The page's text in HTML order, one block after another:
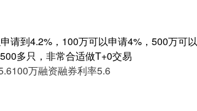
请到4.2%，100万可以申请4%，500万可
多只，非常合适做T+0交易
100万融资融券利率5.6